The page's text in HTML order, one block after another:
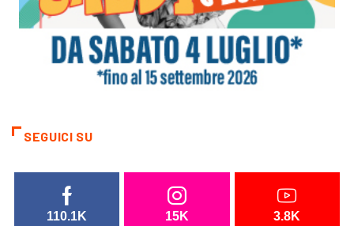
SEGUICI SU
110.1K 15K 3.8K